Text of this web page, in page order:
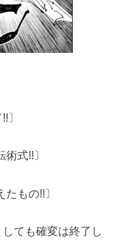
〕
式!!〕
もの!!〕
ても確変は終了し